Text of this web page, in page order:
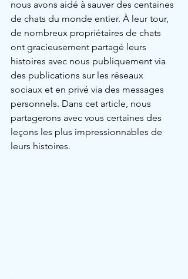
nous avons aidé à sauver des centaines
de chats du monde entier. À leur tour,
de nombreux propriétaires de chats
ont gracieusement partagé leurs
histoires avec nous publiquement via
des publications sur les réseaux
sociaux et en privé via des messages
personnels. Dans cet article, nous
partagerons avec vous certaines des
leçons les plus impressionnables de
leurs histoires.